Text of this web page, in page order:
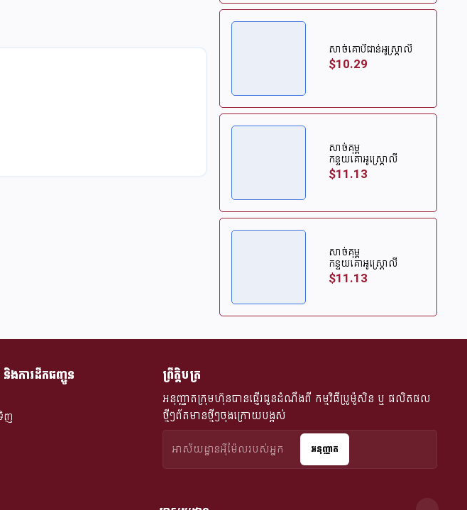
សាច់គោបីជាន់អូស្ត្រាលី
$10.29
សាច់គុម្ព
កន្ទុយគោអូស្ត្រេាលី
$11.13
សាច់គុម្ព
កន្ទុយគោអូស្ត្រេាលី
$11.13
ងការដឹកជញ្ជូន
ទិញ
ព្រឹត្តិបត្រ
អនុញ្ញាតក្រុមហ៊ុនបានផ្ញើរជូនដំណឹងពី​ កម្មវិធីប្រូម៉ូសិន ឬ ផលិតផល
ថ្មីៗព័តមានថ្មីៗចុងក្រោយបង្អស់
អនុញ្ញាត